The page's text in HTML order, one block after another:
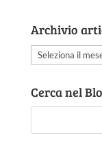
Archivio
Archivio
Cerca nel